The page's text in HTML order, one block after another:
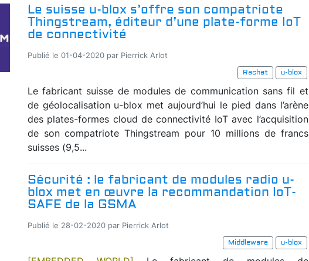
Le suisse u-blox s’offre son compatriote
Thingstream, éditeur d’une plate-forme IoT
de connectivité
Publié le 01-04-2020 par Pierrick Arlot
Rachat
u-blox
Le fabricant suisse de modules de communication sans fil et
de géolocalisation u-blox met aujourd’hui le pied dans l’arène
des plates-formes cloud de connectivité IoT avec l’acquisition
de son compatriote Thingstream pour 10 millions de francs
suisses (9,5...
Sécurité : le fabricant de modules radio u-
blox met en œuvre la recommandation IoT-
SAFE de la GSMA
Publié le 28-02-2020 par Pierrick Arlot
Middleware
u-blox